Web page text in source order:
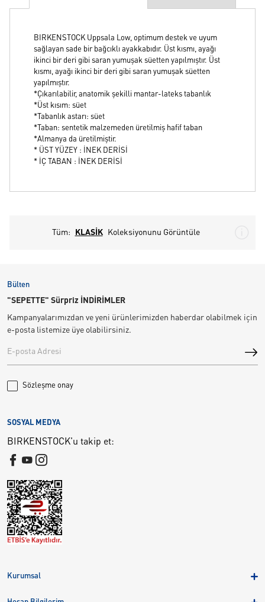
BIRKENSTOCK Uppsala Low, optimum destek ve uyum
sağlayan sade bir bağcıklı ayakkabıdır. Üst kısmı, ayağı
ikinci bir deri gibi saran yumuşak süetten yapılmıştır. Üst
kısmı, ayağı ikinci bir deri gibi saran yumuşak süetten
yapılmıştır.
*Çıkarılabilir, anatomik şekilli mantar-lateks tabanlık
*Üst kısım: süet
*Tabanlık astarı: süet
*Taban: sentetik malzemeden üretilmiş hafif taban
*Almanya da üretilmiştir.
* ÜST YÜZEY : İNEK DERİSİ
* İÇ TABAN : İNEK DERİSİ
Tüm: KLASİK Koleksiyonunu Görüntüle
Bülten
"SEPETTE" Sürpriz İNDİRİMLER
Kampanyalarımızdan ve yeni ürünlerimizden haberdar olabilmek için
e-posta listemize üye olabilirsiniz.
Sözleşme onay
Kurumsal
SOSYAL MEDYA
BIRKENSTOCK'u takip et: